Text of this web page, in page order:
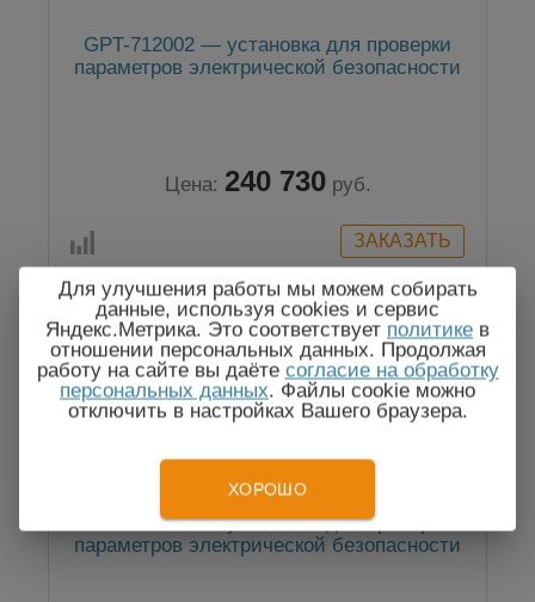
GPT-712002 — установка для проверки
параметров электрической безопасности
Цена: 240 730 руб.
Госреестр
GPT-712003 — установка для проверки
параметров электрической безопасности
Для улучшения работы мы можем собирать
данные, используя cookies и сервис
Яндекс.Метрика. Это соответствует политике в
отношении персональных данных. Продолжая
работу на сайте вы даёте согласие на обработку
персональных данных. Файлы cookie можно
отключить в настройках Вашего браузера.
ХОРОШО